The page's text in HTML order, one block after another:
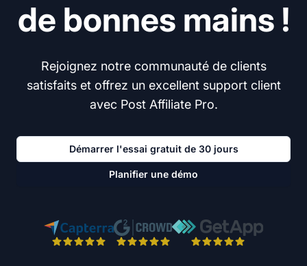
de bonnes mains !
Rejoignez notre communauté de clients
satisfaits et offrez un excellent support client
avec Post Affiliate Pro.
Démarrer l'essai gratuit de 30 jours
Planifier une démo